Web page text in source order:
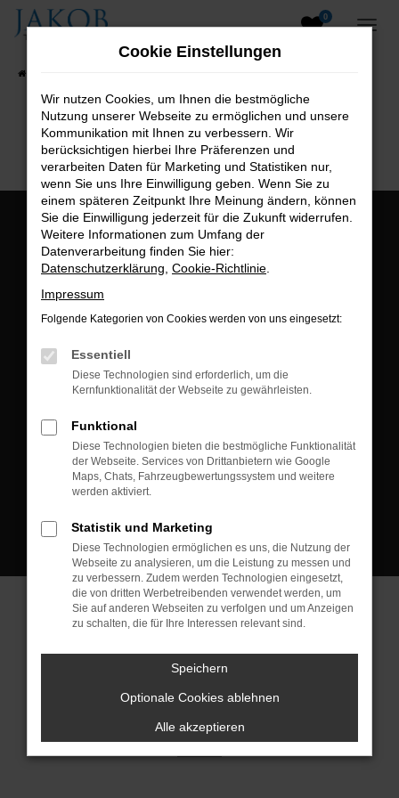
Zum
0
B2B-Shop
Öffnungszeiten:
Montag bis Freitag:
Postadresse:
Kontakt:
Tel.: +49 3745 760 90 20
Fax: +49 3745 760 90 21
Mail: fj@jakob-trading.com
Cookie Einstellungen
© 2026 Jakob Trading GmbH | Neustädter Straße 1 | DE-08223
Neustadt/Vogtland | fj@jakob-trading.com | Webdesign by audaris.de
Cookie Einstellungen
Wir nutzen Cookies, um Ihnen die bestmögliche
Nutzung unserer Webseite zu ermöglichen und unsere
Kommunikation mit Ihnen zu verbessern. Wir
berücksichtigen hierbei Ihre Präferenzen und
verarbeiten Daten für Marketing und Statistiken nur,
wenn Sie uns Ihre Einwilligung geben. Wenn Sie zu
einem späteren Zeitpunkt Ihre Meinung ändern, können
Sie die Einwilligung jederzeit für die Zukunft widerrufen.
Weitere Informationen zum Umfang der
Datenverarbeitung finden Sie hier:
Datenschutzerklärung Cookie-Richtlinie
Impressum
Folgende Kategorien von Cookies werden von uns eingesetzt:
Essentiell
Diese Technologien sind erforderlich, um die
Kernfunktionalität der Webseite zu gewährleisten.
Funktional
Diese Technologien bieten die bestmögliche Funktionalität
der Webseite. Services von Drittanbietern wie Google
Maps, Chats, Fahrzeugbewertungssystem und weitere
werden aktiviert.
Statistik und Marketing
Diese Technologien ermöglichen es uns, die Nutzung der
Webseite zu analysieren, um die Leistung zu messen und
zu verbessern. Zudem werden Technologien eingesetzt,
die von dritten Werbetreibenden verwendet werden, um
Sie auf anderen Webseiten zu verfolgen und um Anzeigen
zu schalten, die für Ihre Interessen relevant sind.
Speichern
Optionale Cookies ablehnen
Alle akzeptieren